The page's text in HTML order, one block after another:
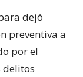
dejó
preventiva a
por el
delitos